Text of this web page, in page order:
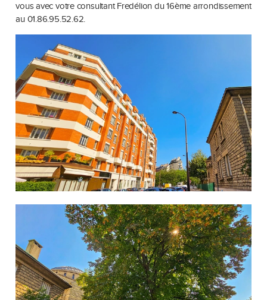
vous avec votre consultant Fredélion du 16ème arrondissement
au 01.86.95.52.62.